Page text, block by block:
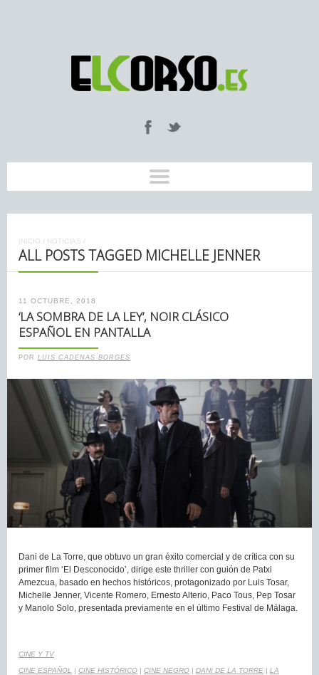
INICIO / NOTICIAS /
ALL POSTS TAGGED MICHELLE JENNER
11 OCTUBRE, 2018
‘LA SOMBRA DE LA LEY’, NOIR CLÁSICO
ESPAÑOL EN PANTALLA
POR LUIS CADENAS BORGES
Dani de La Torre, que obtuvo un gran éxito comercial y de crítica con su
primer film ‘El Desconocido’, dirige este thriller con guión de Patxi
Amezcua, basado en hechos históricos, protagonizado por Luis Tosar,
Michelle Jenner, Vicente Romero, Ernesto Alterio, Paco Tous, Pep Tosar
y Manolo Solo, presentada previamente en el último Festival de Málaga.
CINE Y TV
CINE ESPAÑOL | CINE HISTÓRICO | CINE NEGRO | DANI DE LA TORRE | LA